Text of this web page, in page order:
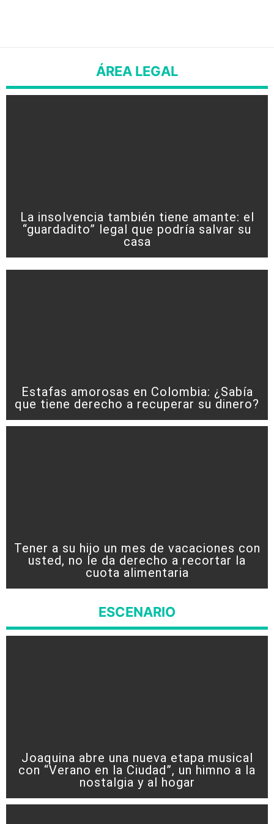
ÁREA LEGAL
La insolvencia también tiene amante: el
“guardadito” legal que podría salvar su
casa
Estafas amorosas en Colombia: ¿Sabía
que tiene derecho a recuperar su dinero?
Tener a su hijo un mes de vacaciones con
usted, no le da derecho a recortar la
cuota alimentaria
ESCENARIO
Joaquina abre una nueva etapa musical
con “Verano en la Ciudad”, un himno a la
nostalgia y al hogar